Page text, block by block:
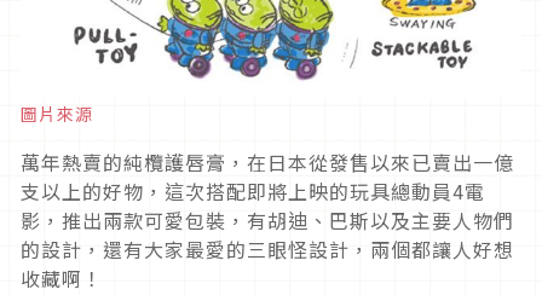
圖片來源
萬年熱賣的純欖護唇膏，在日本從發售以來已賣出一億
支以上的好物，這次搭配即將上映的玩具總動員4電
影，推出兩款可愛包裝，有胡迪、巴斯以及主要人物們
的設計，還有大家最愛的三眼怪設計，兩個都讓人好想
收藏啊！